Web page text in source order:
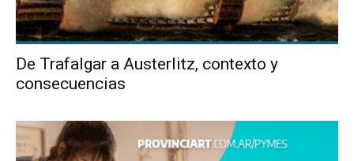
De Trafalgar a Austerlitz, contexto y
consecuencias